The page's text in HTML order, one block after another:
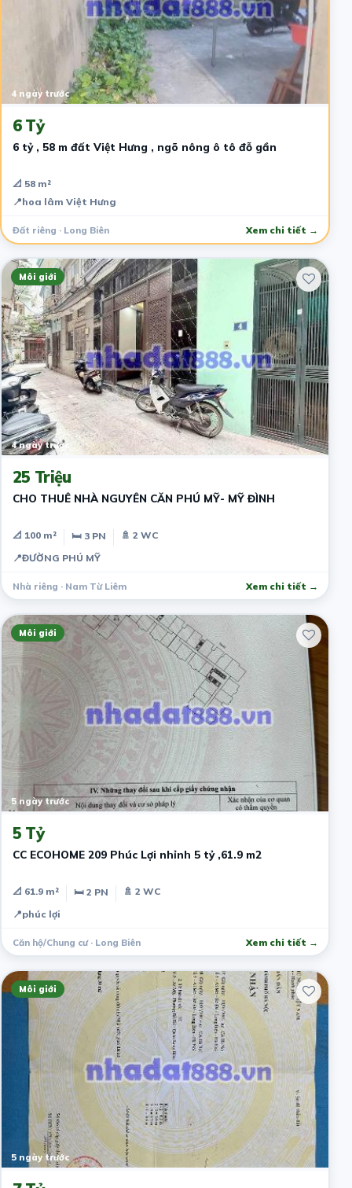
4 ngày trước
6 Tỷ
6 tỷ , 58 m đất Việt Hưng , ngõ nông ô tô đỗ gần
📐 58 m²
📍hoa lâm Việt Hưng
Đất riêng · Long Biên Xem chi tiết →
Môi giới
4 ngày trước
25 Triệu
CHO THUÊ NHÀ NGUYÊN CĂN PHÚ MỸ- MỸ ĐÌNH
📐 100 m² 🛏 3 PN
🚿 2 WC
📍ĐƯỜNG PHÚ MỸ
Nhà riêng · Nam Từ Liêm Xem chi tiết →
Môi giới
5 ngày trước
5 Tỷ
CC ECOHOME 209 Phúc Lợi nhỉnh 5 tỷ ,61.9 m2
📐 61.9 m² 🛏 2 PN
🚿 2 WC
📍phúc lợi
Căn hộ/Chung cư · Long Biên Xem chi tiết →
Môi giới
5 ngày trước